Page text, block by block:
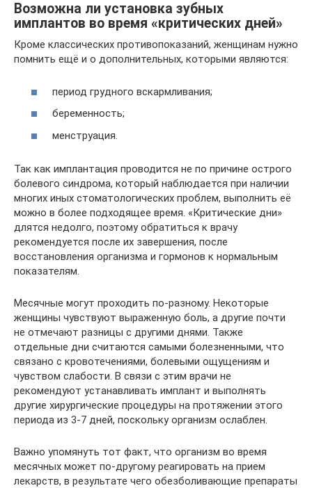
Возможна ли установка зубных
имплантов во время «критических дней»
Кроме классических противопоказаний, женщинам нужно
помнить ещё и о дополнительных, которыми являются:
период грудного вскармливания;
беременность;
менструация.
Так как имплантация проводится не по причине острого
болевого синдрома, который наблюдается при наличии
многих иных стоматологических проблем, выполнить её
можно в более подходящее время. «Критические дни»
длятся недолго, поэтому обратиться к врачу
рекомендуется после их завершения, после
восстановления организма и гормонов к нормальным
показателям.
Месячные могут проходить по-разному. Некоторые
женщины чувствуют выраженную боль, а другие почти
не отмечают разницы с другими днями. Также
отдельные дни считаются самыми болезненными, что
связано с кровотечениями, болевыми ощущениям и
чувством слабости. В связи с этим врачи не
рекомендуют устанавливать имплант и выполнять
другие хирургические процедуры на протяжении этого
периода из 3-7 дней, поскольку организм ослаблен.
Важно упомянуть тот факт, что организм во время
месячных может по-другому реагировать на прием
лекарств, в результате чего обезболивающие препараты